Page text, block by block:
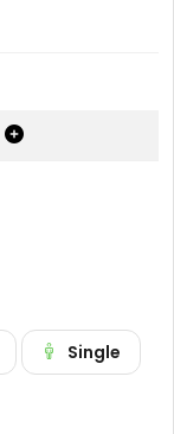
Single